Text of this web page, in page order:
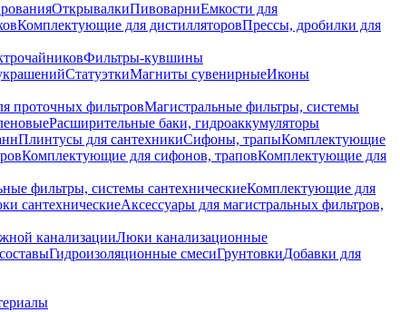
ОткрывалкиПивоварниЕмкости для
Комплектующие для дистилляторовПрессы, дробилки для
Фильтры-кувшины
СтатуэткиМагниты сувенирныеИконы
проточных фильтровМагистральные фильтры, системы
Расширительные баки, гидроаккумуляторы
Плинтусы для сантехникиСифоны, трапыКомплектующие
Комплектующие для сифонов, траповКомплектующие для
фильтры, системы сантехническиеКомплектующие для
сантехническиеАксессуары для магистральных фильтров,
канализацииЛюки канализационные
Гидроизоляционные смесиГрунтовкиДобавки для